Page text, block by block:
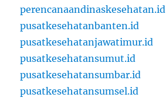
perencanaandinaskesehatan.id
pusatkesehatanbanten.id
pusatkesehatanjawatimur.id
pusatkesehatansumut.id
pusatkesehatansumbar.id
pusatkesehatansumsel.id